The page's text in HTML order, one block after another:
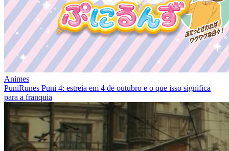
Animes
PuniRunes Puni 4: estreia em 4 de outubro e o que isso significa
para a franquia